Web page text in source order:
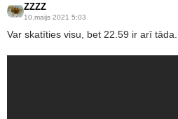
ZZZZ
10.maijs 2021 5:03
Var skatīties visu, bet 22.59 ir arī tāda...